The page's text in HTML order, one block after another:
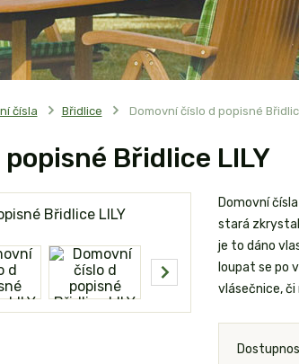
čísla Břidlice Domovní číslo d popisné
Břidlice LILY
Domovní
stará
je to dáno
loupat se po
vlásečnice,